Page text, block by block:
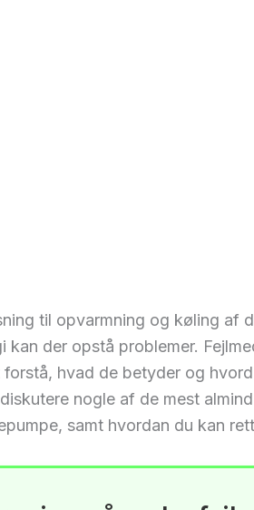
til opvarmning og køling af
kan der opstå problemer.
hvad de betyder og
nogle af de mest
samt hvordan du kan